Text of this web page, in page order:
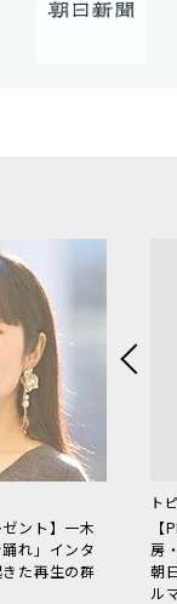
ント】一木
れ」インタ
た再生の群
ト
房
朝
ル